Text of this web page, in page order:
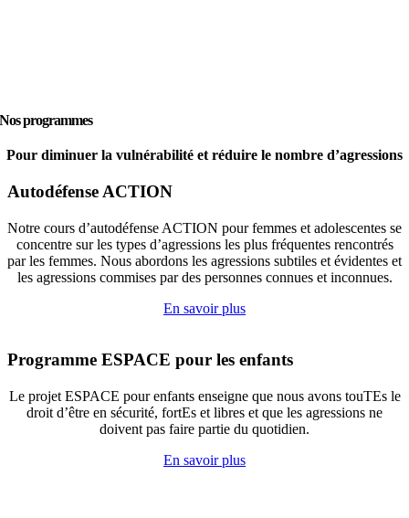
Nos programmes
Pour diminuer la vulnérabilité et réduire le nombre d’agressions
Autodéfense ACTION
Notre cours d’autodéfense ACTION pour femmes et adolescentes se
concentre sur les types d’agressions les plus fréquentes rencontrés
par les femmes. Nous abordons les agressions subtiles et évidentes et
les agressions commises par des personnes connues et inconnues.
En savoir plus
Programme ESPACE pour les enfants
Le projet ESPACE pour enfants enseigne que nous avons touTEs le
droit d’être en sécurité, fortEs et libres et que les agressions ne
doivent pas faire partie du quotidien.
En savoir plus